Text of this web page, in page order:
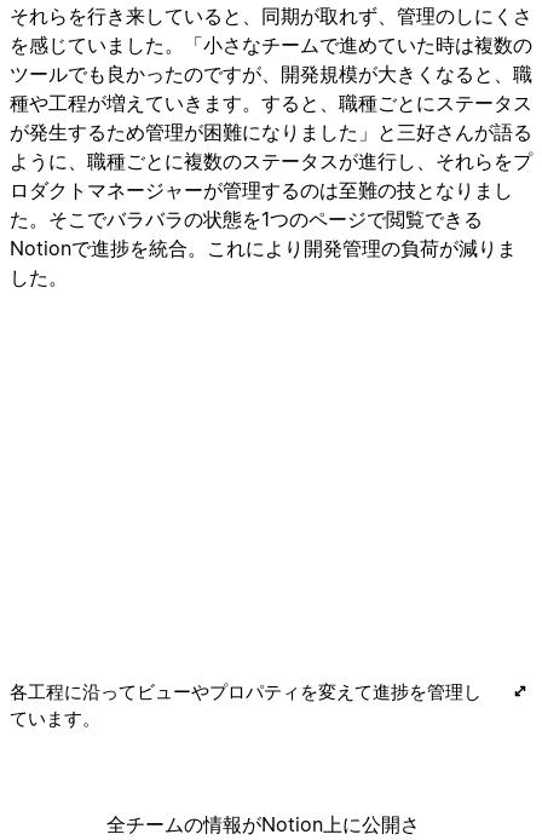
それらを行き来していると、同期が取れず、管理のしにくさ
を感じていました。「小さなチームで進めていた時は複数の
ツールでも良かったのですが、開発規模が大きくなると、職
種や工程が増えていきます。すると、職種ごとにステータス
が発生するため管理が困難になりました」と三好さんが語る
ように、職種ごとに複数のステータスが進行し、それらをプ
ロダクトマネージャーが管理するのは至難の技となりまし
た。そこでバラバラの状態を1つのページで閲覧できる
Notionで進捗を統合。これにより開発管理の負荷が減りま
した。
各工程に沿ってビューやプロパティを変えて進捗を管理し
ています。
全チームの情報がNotion上に公開さ